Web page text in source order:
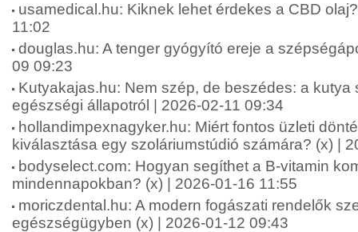
usamedical.hu: Kiknek lehet érdekes a CBD
11:02
douglas.hu: A tenger gyógyító ereje a
09 09:23
Kutyakajas.hu: Nem szép, de beszédes: a kutya
egészségi állapotról | 2026-02-11 09:34
hollandimpexnagyker.hu: Miért fontos üzleti
kiválasztása egy szoláriumstúdió számára? (x) |
bodyselect.com: Hogyan segíthet a B-vitamin
mindennapokban? (x) | 2026-01-16 11:55
moriczdental.hu: A modern fogászati rendelők
egészségügyben (x) | 2026-01-12 09:43